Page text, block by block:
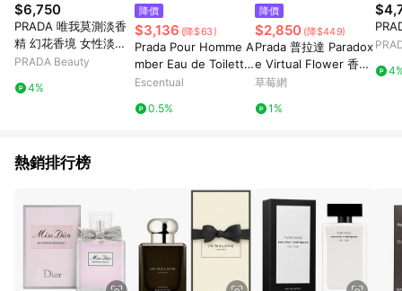
$6,750
PRADA 唯我莫測淡香
精 幻花香境 女性淡香
精
PRADA Beauty
4%
降價
$3,136 (降$63)
Prada Pour Homme A
mber Eau de Toilette
Spray 100ml
Escentual
0.5%
降價
$2,850 (降$449)
Prada 普拉達 Paradox
e Virtual Flower 香水
30ml/1oz-香水
草莓網
1%
熱銷排行榜